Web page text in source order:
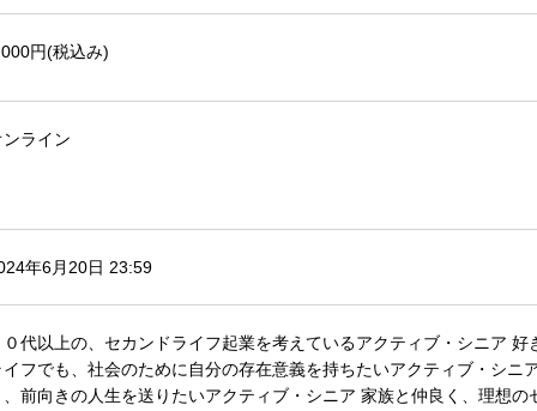
円(税込み)
ンライン
年6月20日 23:59
０代以上の、セカンドライフ起業を考えているアクティブ・シニア 好
イフでも、社会のために自分の存在意義を持ちたいアクティブ・シニ
、前向きの人生を送りたいアクティブ・シニア 家族と仲良く、理想の